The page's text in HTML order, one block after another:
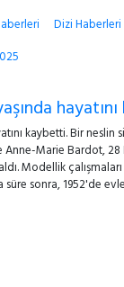
Dizi Haberleri
kaybetti. Bir neslin
Anne-Marie Bardot,
Modellik
sonra, 1952'de